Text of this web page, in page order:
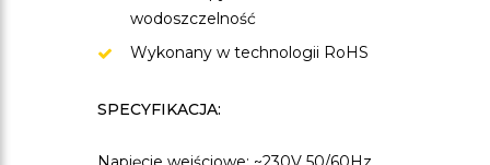
wodoszczelność
Wykonany w technologii RoHS
SPECYFIKACJA: